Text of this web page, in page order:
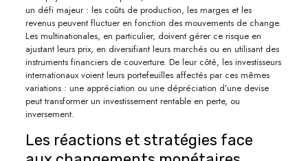
un défi majeur : les coûts de production, les marges et les
revenus peuvent fluctuer en fonction des mouvements de change.
Les multinationales, en particulier, doivent gérer ce risque en
ajustant leurs prix, en diversifiant leurs marchés ou en utilisant des
instruments financiers de couverture. De leur côté, les investisseurs
internationaux voient leurs portefeuilles affectés par ces mêmes
variations : une appréciation ou une dépréciation d’une devise
peut transformer un investissement rentable en perte, ou
inversement.
Les réactions et stratégies face